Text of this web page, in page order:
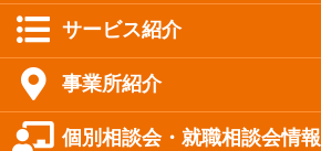
サービス紹介
事業所紹介
個別相談会・就職相談会情報